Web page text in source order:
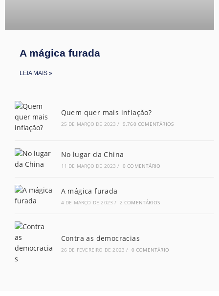
A mágica furada
LEIA MAIS »
Quem quer mais inflação?
25 DE MARÇO DE 2023 / 9.760 COMENTÁRIOS
No lugar da China
11 DE MARÇO DE 2023 / 0 COMENTÁRIO
A mágica furada
4 DE MARÇO DE 2023 / 2 COMENTÁRIOS
Contra as democracias
26 DE FEVEREIRO DE 2023 / 0 COMENTÁRIO